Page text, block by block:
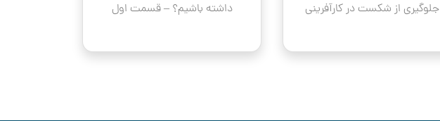
جلوگیری از شکست در کارآفرینی
داشته باشیم؟ – قسمت اول